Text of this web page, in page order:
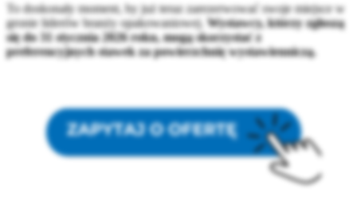
To doskonały moment, by już teraz zarezerwować swoje miejsce w
gronie liderów branży opakowaniowej. Wystawcy, którzy zgłoszą
się do 31 stycznia 2026 roku, mogą skorzystać z
preferencyjnych stawek za powierzchnię wystawienniczą.